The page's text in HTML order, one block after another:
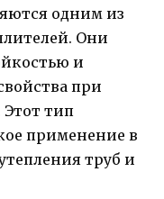
одним из
Они
и
при
тип
применение в
труб и